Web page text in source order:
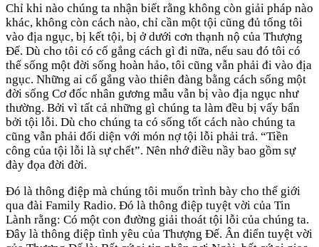
Chỉ khi nào chúng ta nhận biết rằng không còn giải pháp nào
khác, không còn cách nào, chỉ cần một tội cũng đủ tống tôi
vào địa ngục, bị kết tội, bị ở dưới cơn thạnh nộ của Thượng
Đế. Dù cho tôi có cố gắng cách gì đi nữa, nếu sau đó tôi có
thể sống một đời sống hoàn hảo, tôi cũng vẫn phải đi vào địa
ngục. Những ai cố gắng vào thiên đàng bằng cách sống một
đời sống Cơ đốc nhân gương mẫu vẫn bị vào địa ngục như
thường. Bởi vì tất cả những gì chúng ta làm đều bị vấy bẩn
bởi tội lỗi. Dù cho chúng ta có sống tốt cách nào chúng ta
cũng vẫn phải đối diện với món nợ tội lỗi phải trả. “Tiền
công của tội lỗi là sự chết”. Nên nhớ điều nầy bao gồm sự
đày đọa đời đời.
Đó là thông điệp mà chúng tôi muốn trình bày cho thế giới
qua đài Family Radio. Đó là thông điệp tuyệt vời của Tin
Lành rằng: Có một con đường giải thoát tội lỗi của chúng ta.
Đây là thông điệp tình yêu của Thượng Đế. Ân điển tuyệt vời